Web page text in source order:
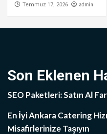
Temmuz 17, 2026 admin
Son Eklenen
SEO Paketleri: Satın Al
En İyi Ankara Catering
Misafirlerinize Taşıyın